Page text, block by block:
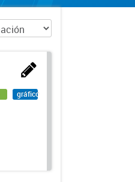
gráfico